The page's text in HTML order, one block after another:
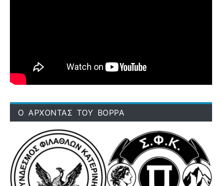
Ο ΑΡΧΟΝΤΑΣ ΤΟΥ ΒΟΡΡΑ